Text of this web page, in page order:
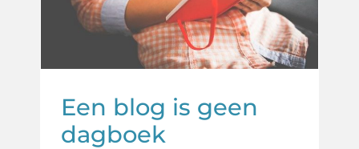
Marketing SEO Tips Website
Een blog is geen
dagboek